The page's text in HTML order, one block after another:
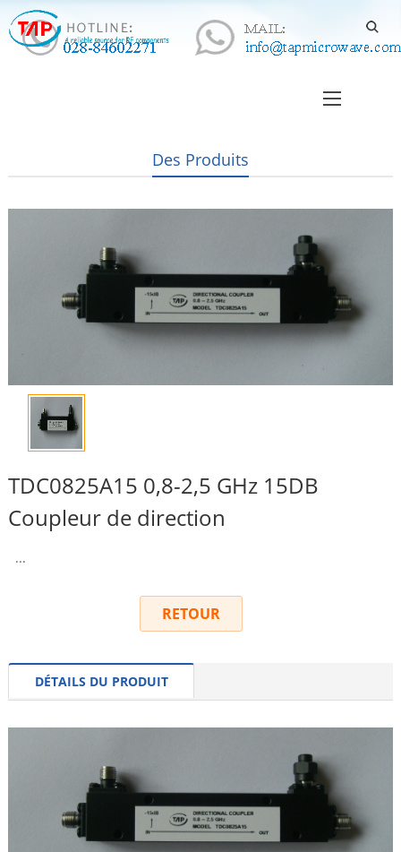
Des Produits
TDC0825A15 0,8-2,5 GHz 15DB
Coupleur de direction
...
RETOUR
DÉTAILS DU PRODUIT